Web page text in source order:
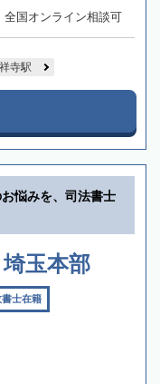
国オンライン相談可
寺駅
悩みを、司法書士
玉本部
書士在籍